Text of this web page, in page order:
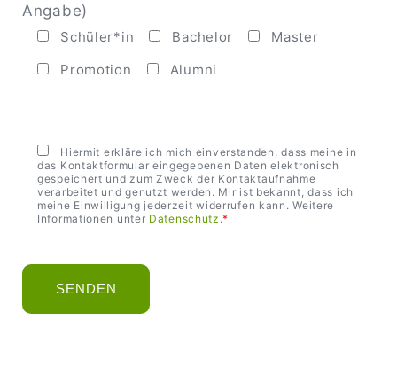
Angabe)
Schüler*in Bachelor
Master
Promotion
Alumni
i
e
Hiermit erkläre ich mich einverstanden, dass meine in
das Kontaktformular eingegebenen Daten elektronisch
gespeichert und zum Zweck der Kontaktaufnahme
verarbeitet und genutzt werden. Mir ist bekannt, dass ich
meine Einwilligung jederzeit widerrufen kann. Weitere
Informationen unter Datenschutz .*